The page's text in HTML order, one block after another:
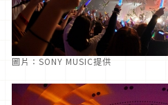
圖片：SONY MUSIC提供